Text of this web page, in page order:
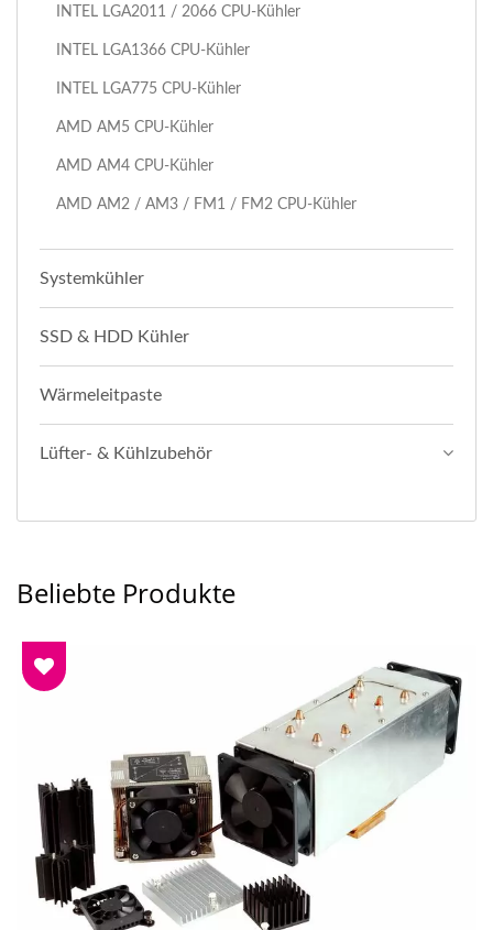
INTEL LGA2011 / 2066 CPU-Kühler
INTEL LGA1366 CPU-Kühler
INTEL LGA775 CPU-Kühler
AMD AM5 CPU-Kühler
AMD AM4 CPU-Kühler
AMD AM2 / AM3 / FM1 / FM2 CPU-Kühler
Systemkühler
SSD & HDD Kühler
Wärmeleitpaste
Lüfter- & Kühlzubehör
Beliebte Produkte